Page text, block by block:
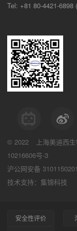
Tel: +81 80-4421-6898
© 2022 上海美迪西
10216606号-3
沪公网安备
技术支持：集锦科技
安全性评价